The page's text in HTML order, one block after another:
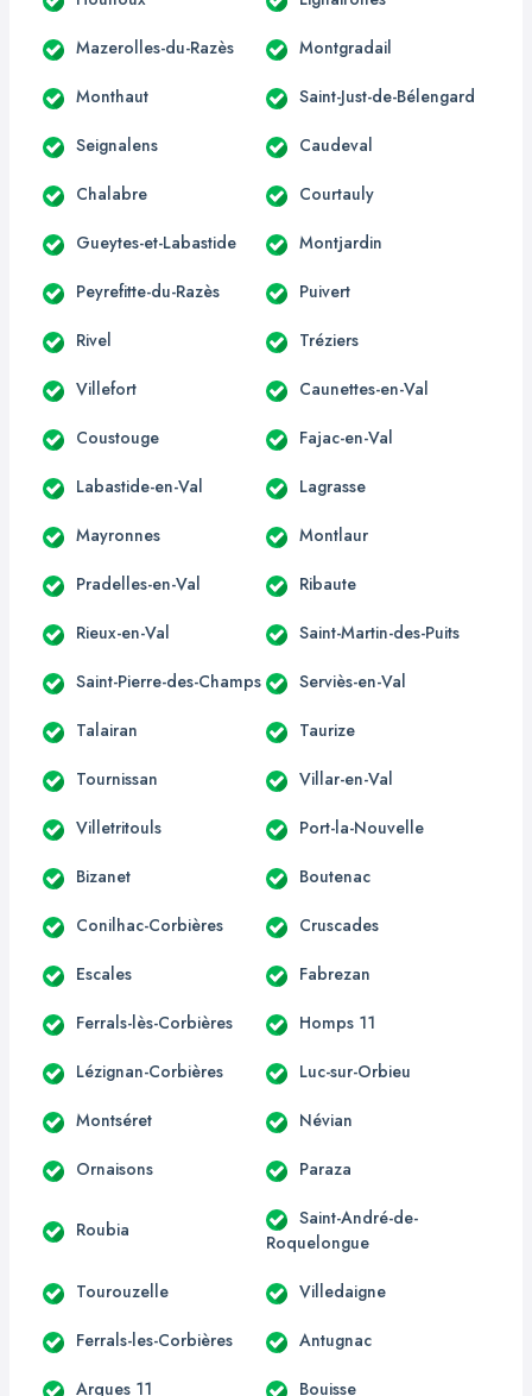
Mazerolles-du-Razès Montgradail
Monthaut Saint-Just-de-Bélengard
Seignalens Caudeval
Chalabre Courtauly
Gueytes-et-Labastide Montjardin
Peyrefitte-du-Razès Puivert
Rivel Tréziers
Villefort Caunettes-en-Val
Coustouge Fajac-en-Val
Labastide-en-Val Lagrasse
Mayronnes Montlaur
Pradelles-en-Val Ribaute
Rieux-en-Val Saint-Martin-des-Puits
Saint-Pierre-des-Champs Serviès-en-Val
Talairan Taurize
Tournissan Villar-en-Val
Villetritouls Port-la-Nouvelle
Bizanet Boutenac
Conilhac-Corbières Cruscades
Escales Fabrezan
Ferrals-lès-Corbières Homps 11
Lézignan-Corbières Luc-sur-Orbieu
Montséret Névian
Ornaisons Paraza
Roubia
Saint-André-de-
Roquelongue
Tourouzelle Villedaigne
Ferrals-les-Corbières Antugnac
Arques 11 Bouisse